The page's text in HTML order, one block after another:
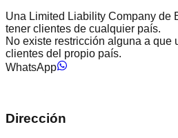
Una Limited Liability Company de
tener clientes de cualquier país.
No existe restricción alguna a que
clientes del propio país.
WhatsApp
Dirección